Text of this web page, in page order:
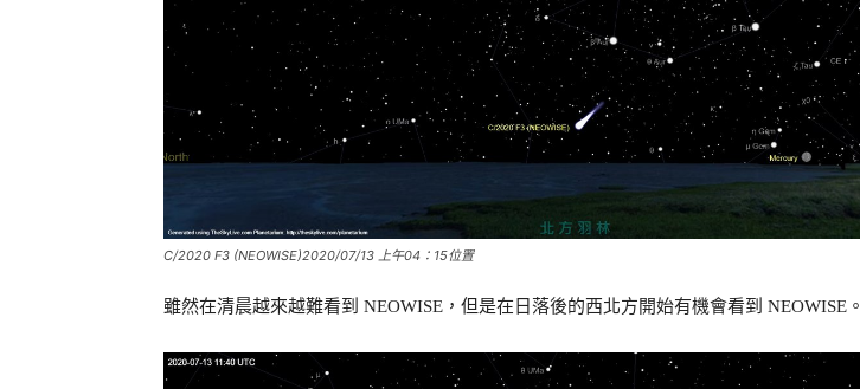
C/2020 F3 (NEOWISE)2020/07/13 上午04：15位置
雖然在清晨越來越難看到 NEOWISE，但是在日落後的西北方開始有機會看到 NEOWISE。